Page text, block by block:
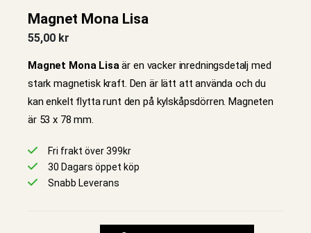
Magnet Mona Lisa
55,00 kr
Magnet Mona Lisaär en vacker inredningsdetalj med
stark magnetisk kraft. Den är lätt att använda och du
kan enkelt flytta runt den på kylskåpsdörren. Magneten
är 53 x 78 mm.
Fri frakt över 399kr
30 Dagars öppet köp
Snabb Leverans